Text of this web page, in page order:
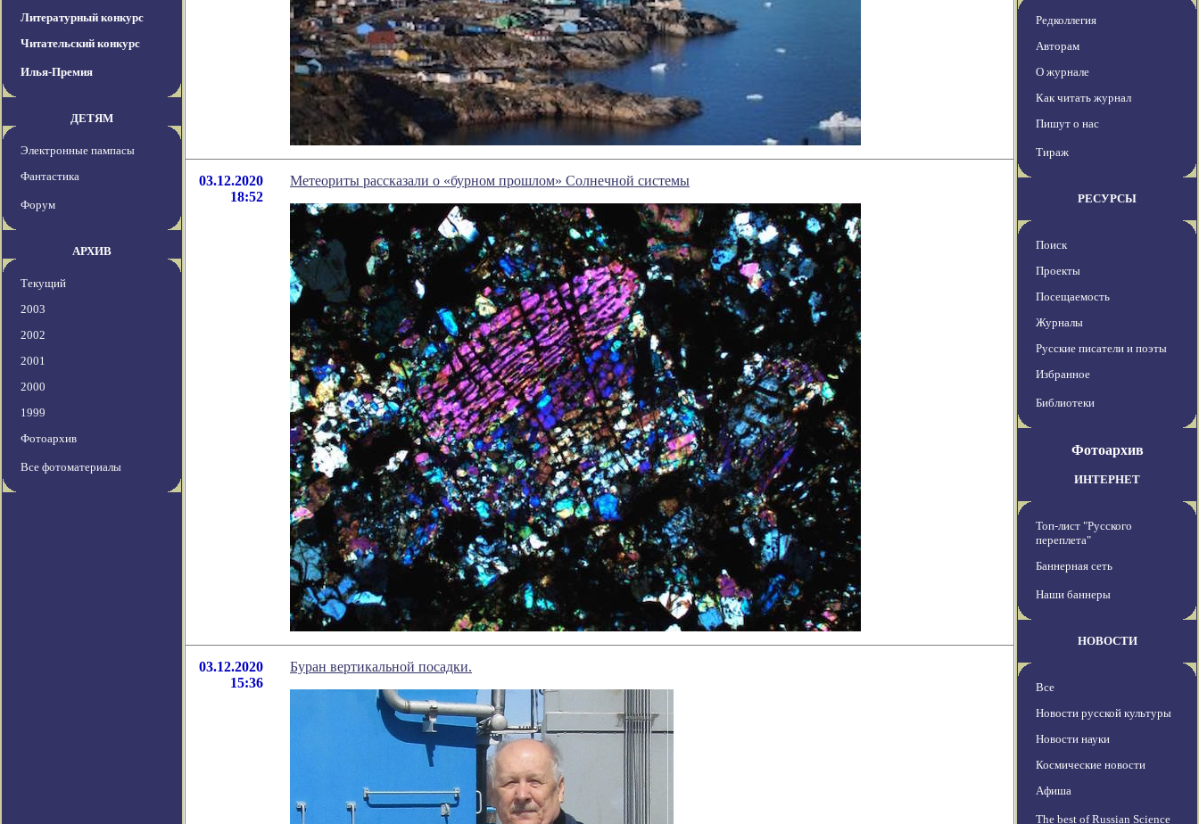
Литературный конкурс
Читательский конкурс
Илья-Премия
ДЕТЯМ
Электронные пампасы
Фантастика
Форум
АРХИВ
Текущий
2003
2002
2001
2000
1999
Фотоархив
Все фотоматериалы
03.12.2020
18:52
Метеориты рассказали о «бурном прошлом» Солнечной системы
03.12.2020
15:36
Буран вертикальной посадки.
Редколлегия
Авторам
О журнале
Как читать журнал
Пишут о нас
Тираж
РЕСУРСЫ
Поиск
Проекты
Посещаемость
Журналы
Русские писатели и поэты
Избранное
Библиотеки
Фотоархив
ИНТЕРНЕТ
Топ-лист "Русского
переплета"
Баннерная сеть
Наши баннеры
НОВОСТИ
Все
Новости русской культуры
Новости науки
Космические новости
Афиша
The best of Russian Science